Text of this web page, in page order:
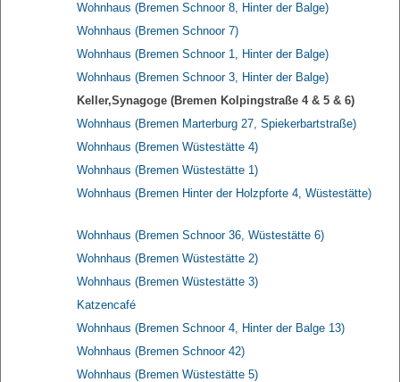
Wohnhaus (Bremen Schnoor 8, Hinter der Balge)
Wohnhaus (Bremen Schnoor 7)
Wohnhaus (Bremen Schnoor 1, Hinter der Balge)
Wohnhaus (Bremen Schnoor 3, Hinter der Balge)
Keller,Synagoge (Bremen Kolpingstraße 4 & 5 & 6)
Wohnhaus (Bremen Marterburg 27, Spiekerbartstraße)
Wohnhaus (Bremen Wüstestätte 4)
Wohnhaus (Bremen Wüstestätte 1)
Wohnhaus (Bremen Hinter der Holzpforte 4, Wüstestätte)
Wohnhaus (Bremen Schnoor 36, Wüstestätte 6)
Wohnhaus (Bremen Wüstestätte 2)
Wohnhaus (Bremen Wüstestätte 3)
Katzencafé
Wohnhaus (Bremen Schnoor 4, Hinter der Balge 13)
Wohnhaus (Bremen Schnoor 42)
Wohnhaus (Bremen Wüstestätte 5)